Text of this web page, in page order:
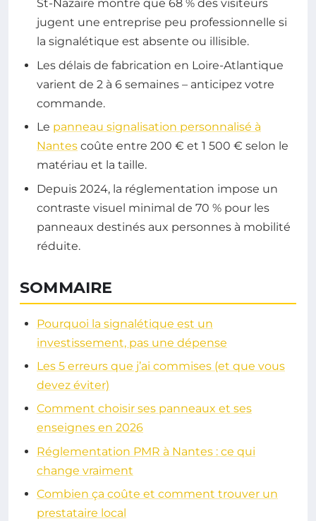
St-Nazaire montre que 68 % des visiteurs
jugent une entreprise peu professionnelle si
la signalétique est absente ou illisible.
Les délais de fabrication en Loire-Atlantique
varient de 2 à 6 semaines – anticipez votre
commande.
Le panneau signalisation personnalisé à
Nantes coûte entre 200 € et 1 500 € selon le
matériau et la taille.
Depuis 2024, la réglementation impose un
contraste visuel minimal de 70 % pour les
panneaux destinés aux personnes à mobilité
réduite.
SOMMAIRE
Pourquoi la signalétique est un
investissement, pas une dépense
Les 5 erreurs que j’ai commises (et que vous
devez éviter)
Comment choisir ses panneaux et ses
enseignes en 2026
Réglementation PMR à Nantes : ce qui
change vraiment
Combien ça coûte et comment trouver un
prestataire local